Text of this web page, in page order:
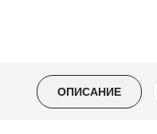
ОПИСАНИЕ